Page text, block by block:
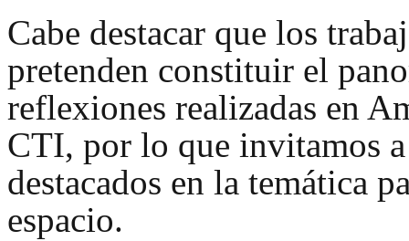
Cabe destacar que los
pretenden constituir el
reflexiones realizadas en
CTI, por lo que invitamos
destacados en la temática
espacio.